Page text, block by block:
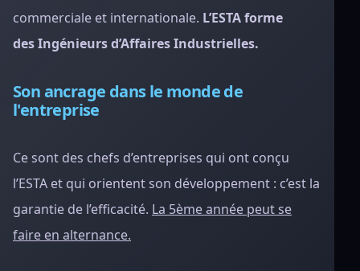
commerciale et internationale. L’ESTA forme
des Ingénieurs d’Affaires Industrielles.
Son ancrage dans le monde de
l'entreprise
Ce sont des chefs d’entreprises qui ont conçu
l’ESTA et qui orientent son développement : c’est la
garantie de l’efficacité. La 5ème année peut se
faire en alternance.